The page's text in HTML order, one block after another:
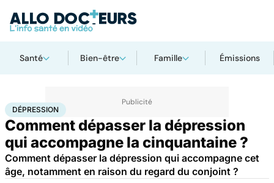
Santé Bien-être Famille Émissions
AccueilSantéDépression
DÉPRESSION
Comment dépasser la dépression
qui accompagne la cinquantaine ?
Comment dépasser la dépression qui accompagne cet
âge, notamment en raison du regard du conjoint ?